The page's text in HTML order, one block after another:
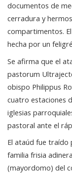
documentos de
cerradura y
compartimentos.
hecha por un
Se afirma que el
pastorum
obispo Philippus
cuatro estaciones
iglesias
pastoral ante el
El ataúd fue traído
familia frisia
(mayordomo) del